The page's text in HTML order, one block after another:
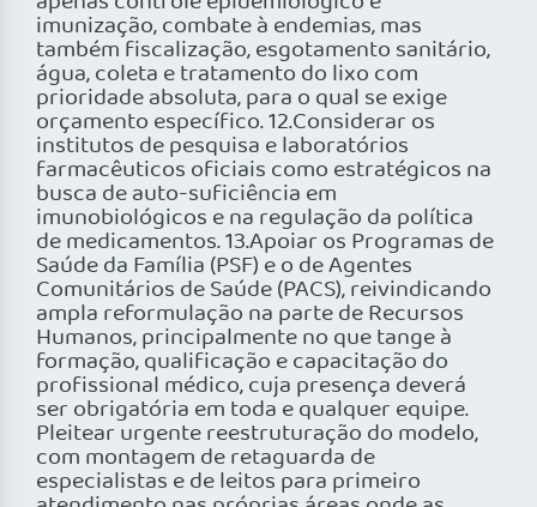
imunização, combate à endemias, mas
também fiscalização, esgotamento sanitário,
água, coleta e tratamento do lixo com
prioridade absoluta, para o qual se exige
orçamento específico. 12.Considerar os
institutos de pesquisa e laboratórios
farmacêuticos oficiais como estratégicos na
busca de auto-suficiência em
imunobiológicos e na regulação da política
de medicamentos. 13.Apoiar os Programas de
Saúde da Família (PSF) e o de Agentes
Comunitários de Saúde (PACS), reivindicando
ampla reformulação na parte de Recursos
Humanos, principalmente no que tange à
formação, qualificação e capacitação do
profissional médico, cuja presença deverá
ser obrigatória em toda e qualquer equipe.
Pleitear urgente reestruturação do modelo,
com montagem de retaguarda de
especialistas e de leitos para primeiro